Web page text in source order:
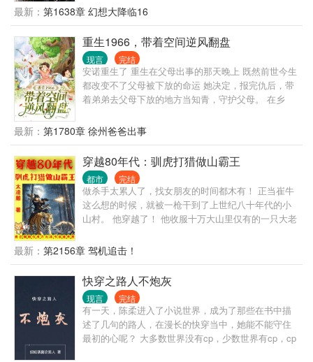
可能的世界。 维发局，全名维持世界稳定发展任务
局，就是因此而诞生，其中的任务者们穿梭于不同的
世界，为其打破命运的束缚。 叶苏宜，就是一个从小
说世界而来，在未曾得知走在世界剧情之时，就自主
觉醒打破了命运的任务者。
最新： 第1638章 幻想大降临16
重生1966，带着空间逆风翻盘
现言 完结
安诺重生了 重生在父母出事的那天晚上 既然前世今生
都改变不了父母被下放的命运 她决定，报完仇后，带
着弟弟去父母下放的地方当知青，守护父母。 在乡
风生水起。
最新： 第1780章 徐州爸爸出事
穿越80年代：驯虎打猎做山霸王
都市 完结
做杀手太累人了，找女朋友的时间都木有！ 正当崔牛
这么想的时候，就被一枪干到了上世纪八十年代的小
山村。 他穿越了！ 他收服十万大山里仅有的一只大老
衣做饭料理家务，让他舒舒服服。 伶俐可爱的小姨
子，为他到处跑腿刺探情报。 天不怕地不怕的小舅
子，做他的跟班上山打狼下河擒鳄！ 原身崔牛，是个
软蛋，在村里受尽欺负。 现在，只有崔牛欺负别人的
份。 老子不单单要做猎人，还要做山霸王！ 我的地盘
我做主，不是我的地盘，就把它变成我的地盘！ 十万
大山，慢慢成为崔牛的私家猎场！ 他打猎的名声，都
传海外去了。 俄：“我们这边黑熊泛滥啊，上百万只都
最新： 第2156章 驾机追击！
快穿之路人不炮灰
现言 完结
有一天，陈柔进入了小说世界，成为了那些在书中描
述了几句的路人，在漫长的快穿当中，她能不能守住
最初的心呢？ 大多数世界没有cp，少数世界有cp，cp